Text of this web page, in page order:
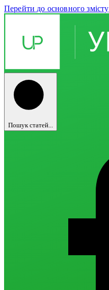
Перейти до основного змісту
Пошук статей...